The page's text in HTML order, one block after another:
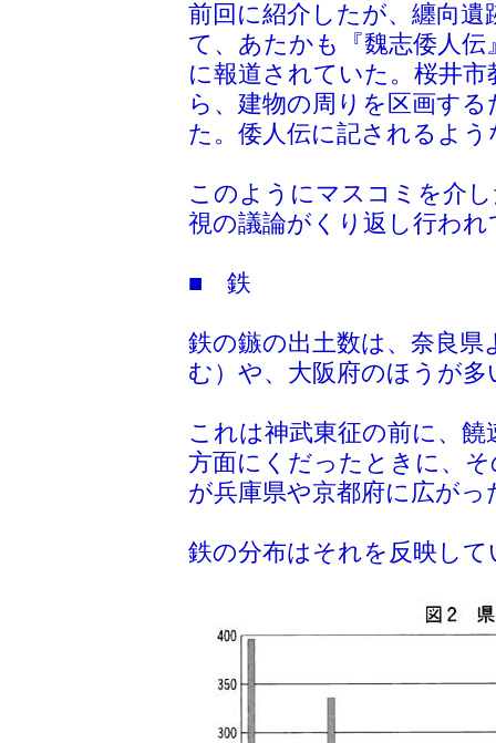
前回に紹介したが、纏向
て、あたかも『魏志倭人
に報道されていた。桜井
ら、建物の周りを区画す
た。倭人伝に記されるよ
このようにマスコミを介
視の議論がくり返し行わ
■ 鉄
鉄の鏃の出土数は、奈良県
む）や、大阪府のほうが多
これは神武東征の前に、
方面にくだったときに、
が兵庫県や京都府に広が
鉄の分布はそれを反映し